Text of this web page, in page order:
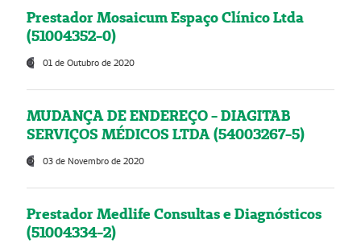
Prestador Mosaicum Espaço Clínico Ltda
(51004352-0)
01 de Outubro de 2020
MUDANÇA DE ENDEREÇO - DIAGITAB
SERVIÇOS MÉDICOS LTDA (54003267-5)
03 de Novembro de 2020
Prestador Medlife Consultas e Diagnósticos
(51004334-2)